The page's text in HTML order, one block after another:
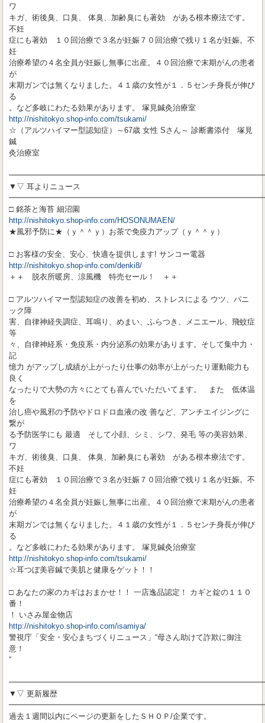
ワ
キガ、術後臭、口臭、 体臭、加齢臭にも著効 がある根本療法です。
不妊
症にも著効 １０回治療で３名が妊娠７０回治療で残り１名が妊娠。不
妊
治療希望の４名全員が妊娠し無事に出産。４０回治療で末期がんの患者
が
末期ガンでは無くなりました。４１歳の女性が１．５センチ身長が伸び
る
。など多岐にわたる効果があります。 塚見鍼灸治療室
http://nishitokyo.shop-info.com/tsukami/
☆（アルツハイマー型認知症）～67歳 女性 Sさん～ 診断書添付 塚見
鍼
灸治療室
▼▽ 耳よりニュース
□ 銘茶と海苔 細沼園
http://nishitokyo.shop-info.com/HOSONUMAEN/
★風邪予防に★（ｙ＾＾ｙ）お茶で免疫力アップ（ｙ＾＾ｙ）
□ お客様の安全、安心、快適を提供します! サンコー電器
http://nishitokyo.shop-info.com/denki8/
＋＋ 脱衣所暖房、涼風機 特売セール！ ＋＋
□ アルツハイマー型認知症の改善を初め、ストレスによる ウツ、パニ
ック障
害、自律神経失調症、耳鳴り、めまい、ふらつき、メニエール、飛蚊症
等
々、自律神経系・免疫系・内分泌系の効果があります。そして集中力・
記
憶力 がアップし成績が上がったり仕事の効率が上がったり運動能力も
良く
なったりで大勢の方々にとても喜んでいただいてます。 また 低体温
を
治し癌や風邪の予防やドロドロ血液の改 善など、アンチエイジングに
繋が
る予防医学にも 最適 そして小顔、シミ、シワ、発毛 等の美容効果、
ワ
キガ、術後臭、口臭、 体臭、加齢臭にも著効 がある根本療法です。
不妊
症にも著効 １０回治療で３名が妊娠７０回治療で残り１名が妊娠。不
妊
治療希望の４名全員が妊娠し無事に出産。４０回治療で末期がんの患者
が
末期ガンでは無くなりました。４１歳の女性が１．５センチ身長が伸び
る
。など多岐にわたる効果があります。 塚見鍼灸治療室
http://nishitokyo.shop-info.com/tsukami/
☆耳つぼ美容鍼で美肌と健康をゲット！！
□ あなたの家のカギはおまかせ！！ 一店逸品認定！ カギと錠の１１０
番！
！ いさみ屋金物店
http://nishitokyo.shop-info.com/isamiya/
警視庁「安全・安心まちづくりニュース」“母さん助けて詐欺に御注
意！
”
▼▽ 更新履歴
過去１週間以内にページの更新をしたＳＨＯＰ/企業です。